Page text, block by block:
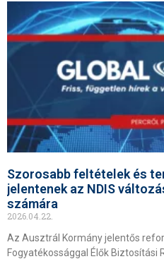
Szorosabb feltételek és
jelentenek az NDIS
számára
2026.04.22.
Az Ausztrál Kormány jelentős
Fogyatékossággal Élők Biztosítási